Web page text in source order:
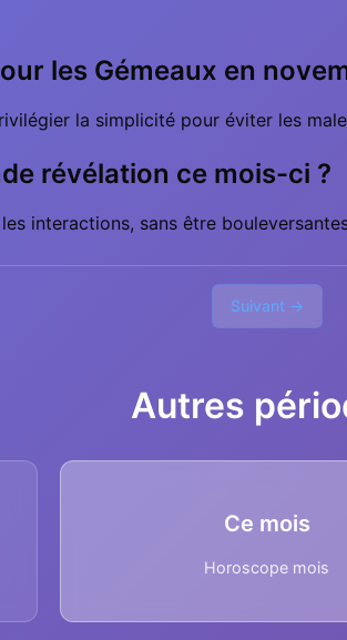
les Gémeaux en
la simplicité pour éviter les
révélation ce mois-ci ?
interactions, sans être
Suivant →
Autres
Ce mois
Horoscope mois